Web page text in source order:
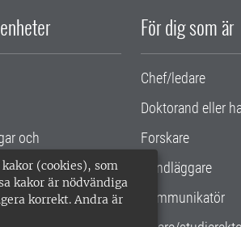
(cookies), som
kakor är nödvändiga
korrekt. Andra är
och
För dig som är
Chef/ledare
Doktorand eller
Forskare
Handläggare
Kommunikatör